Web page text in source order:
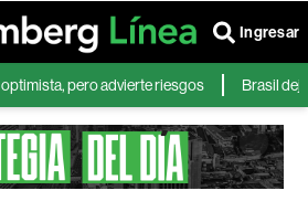
Ingresar
pero advierte riesgos Brasil deja al